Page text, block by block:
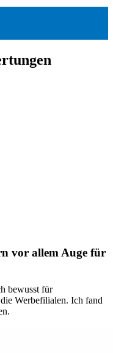
vor allem Auge für
bewusst für
Werbefilialen. Ich fand